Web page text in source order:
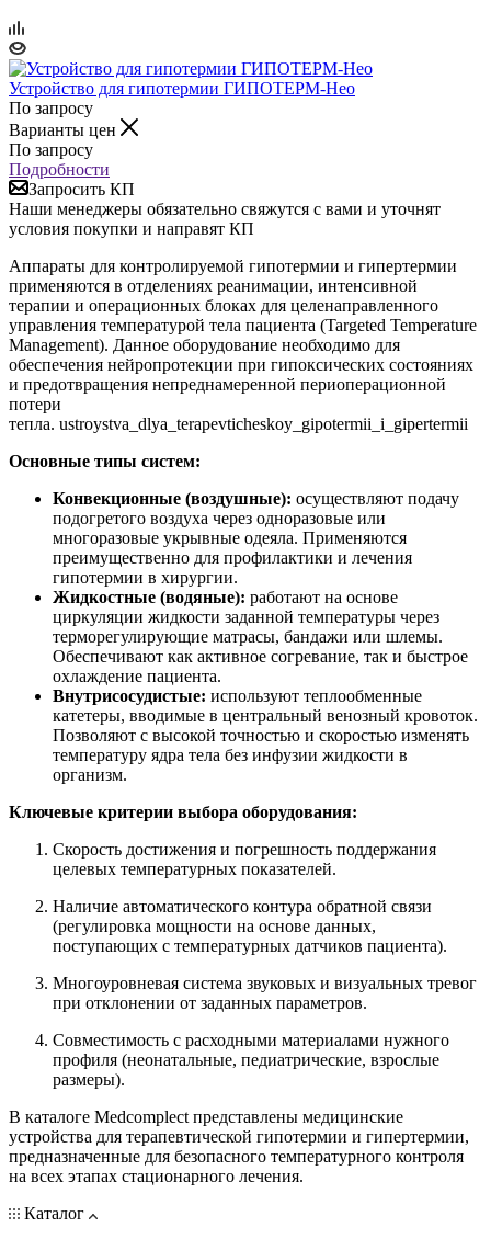
Устройство для гипотермии ГИПОТЕРМ-Нео
По запросу
Варианты цен
По запросу
Подробности
Запросить КП
Наши менеджеры обязательно свяжутся с вами и уточнят
условия покупки и направят КП
Аппараты для контролируемой гипотермии и гипертермии
применяются в отделениях реанимации, интенсивной
терапии и операционных блоках для целенаправленного
управления температурой тела пациента (Targeted Temperature
Management). Данное оборудование необходимо для
обеспечения нейропротекции при гипоксических состояниях
и предотвращения непреднамеренной периоперационной
потери
тепла. ustroystva_dlya_terapevticheskoy_gipotermii_i_gipertermii
Основные типы систем:
Конвекционные (воздушные): осуществляют подачу
подогретого воздуха через одноразовые или
многоразовые укрывные одеяла. Применяются
преимущественно для профилактики и лечения
гипотермии в хирургии.
Жидкостные (водяные): работают на основе
циркуляции жидкости заданной температуры через
терморегулирующие матрасы, бандажи или шлемы.
Обеспечивают как активное согревание, так и быстрое
охлаждение пациента.
Внутрисосудистые: используют теплообменные
катетеры, вводимые в центральный венозный кровоток.
Позволяют с высокой точностью и скоростью изменять
температуру ядра тела без инфузии жидкости в
организм.
Ключевые критерии выбора оборудования:
Скорость достижения и погрешность поддержания
целевых температурных показателей.
Наличие автоматического контура обратной связи
(регулировка мощности на основе данных,
поступающих с температурных датчиков пациента).
Многоуровневая система звуковых и визуальных тревог
при отклонении от заданных параметров.
Совместимость с расходными материалами нужного
профиля (неонатальные, педиатрические, взрослые
размеры).
В каталоге Medcomplect представлены медицинские
устройства для терапевтической гипотермии и гипертермии,
предназначенные для безопасного температурного контроля
на всех этапах стационарного лечения.
Каталог